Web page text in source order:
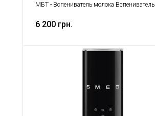
МБТ - Вспениватель молока Вспениватель
6 200 грн.